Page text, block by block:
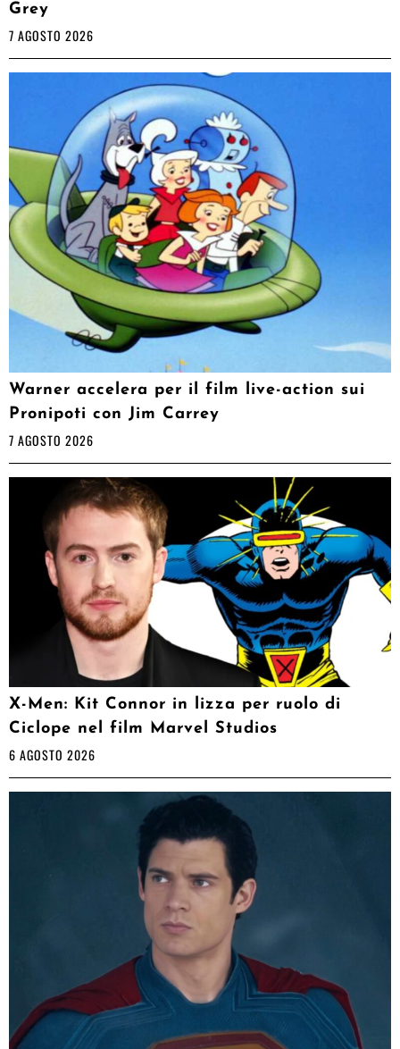
Grey
7 AGOSTO 2026
Warner accelera per il film live-action sui
Pronipoti con Jim Carrey
7 AGOSTO 2026
X-Men: Kit Connor in lizza per ruolo di
Ciclope nel film Marvel Studios
6 AGOSTO 2026